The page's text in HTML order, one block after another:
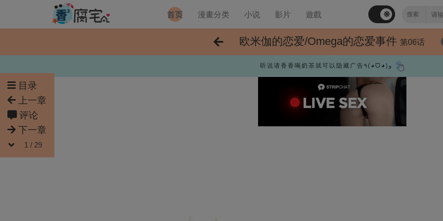
首页 漫畫分类 小说 影片 遊戲
欧米伽的恋爱/Omega的恋爱事件 第06话
目录
上一章
评论
下一章